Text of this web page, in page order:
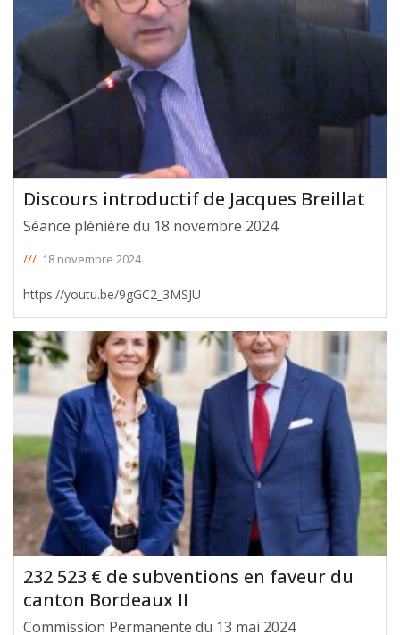
Discours introductif de Jacques Breillat
Séance plénière du 18 novembre 2024
/// 18 novembre 2024
https://youtu.be/9gGC2_3MSJU
232 523 € de subventions en faveur du
canton Bordeaux II
Commission Permanente du 13 mai 2024